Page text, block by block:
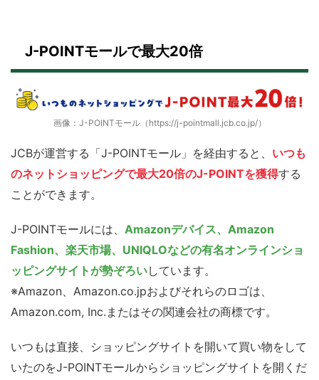
J-POINTモールで最大20倍
画像：J-POINTモール（https://j-pointmall.jcb.co.jp/）
JCBが運営する「J-POINTモール」を経由すると、 いつも
のネットショッピングで最大20倍のJ-POINTを獲得する
ことができます。
J-POINTモールには、 Amazonデバイス、Amazon
Fashion、楽天市場、UNIQLOなどの有名オンラインショ
ッピングサイトが勢ぞろいしています。
※Amazon、Amazon.co.jpおよびそれらのロゴは、
Amazon.com, Inc.またはその関連会社の商標です。
いつもは直接、ショッピングサイトを開いて買い物をして
いたのをJ-POINTモールからショッピングサイトを開くだ